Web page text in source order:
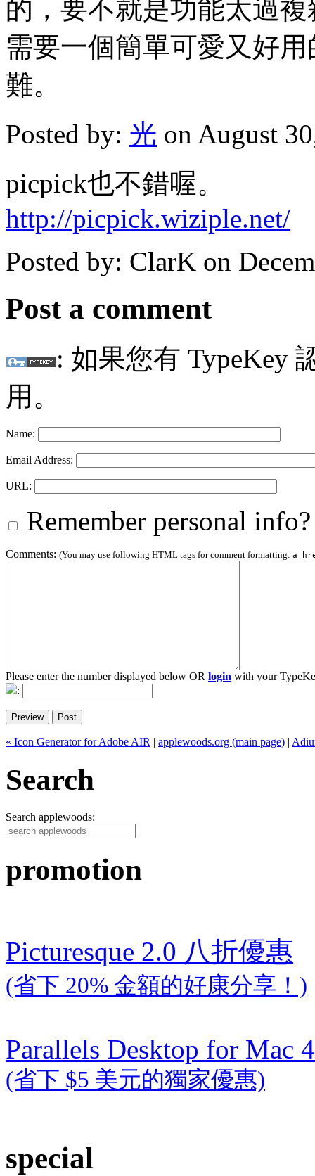
的，要不就是功能太過
需要一個簡單可愛又好
難。
Posted by: 光 on August
picpick也不錯喔。
http://picpick.wiziple.net/
Posted by: ClarK on
Post a comment
: 如果您有 TypeKey
用。
Name:
Email Address:
URL:
Remember personal info?
Comments: (You may use following HTML tags for comment formatting: a
Please enter the number displayed below OR login with your
:
« Icon Generator for Adobe AIR | applewoods.org (main page) |
Search
Search applewoods:
promotion
Picturesque 2.0 八折優惠
(省下 20% 金額的好康分享！)
Parallels Desktop for Mac
(省下 $5 美元的獨家優惠)
special